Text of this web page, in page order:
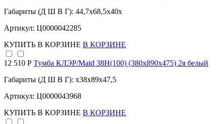
Габариты (Д Ш В Г): 44,7x68,5x40x
Артикул: Ц0000042285
КУПИТЬ В КОРЗИНЕ В КОРЗИНЕ
12 510 Р Тумба КЛЭР/Maid 38Н(100) (380х890х475) 2я белый
Габариты (Д Ш В Г): x38x89x47,5
Артикул: Ц0000043968
КУПИТЬ В КОРЗИНЕ В КОРЗИНЕ